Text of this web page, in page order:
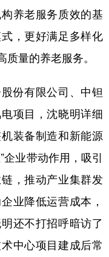
南 重庆
南 西藏
海 宁夏
江
عربى
語 한국어
养老服务质效的基
，更好满足多样化
量的养老服务。
份有限公司、中钽
项目，沈晓明详细
装备制造和新能源
企业带动作用，吸引
，推动产业集群发
业降低运营成本，
还不打招呼暗访了
中心项目建成后常